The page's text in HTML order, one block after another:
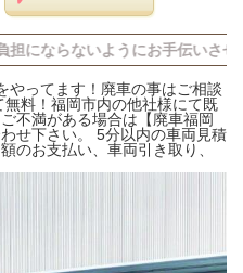
にお手伝いさせていただきま
やってます！廃車の事はご相談
料！福岡市内の他社様にて既
不満がある場合は【廃車福岡
せ下さい。 5分以内の車両見積
のお支払い、車両引き取り、